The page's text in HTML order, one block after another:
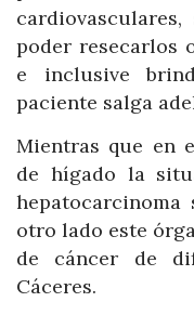
poder resecarlos
e inclusive
paciente salga
Mientras que en
de hígado la
otro lado este
de cáncer de
Cáceres.